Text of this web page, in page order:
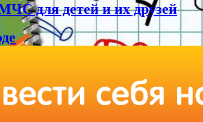
для детей и их друзей